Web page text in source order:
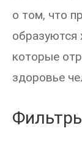
о том, что
образуются
которые
здоровье